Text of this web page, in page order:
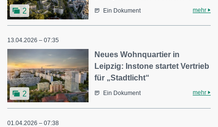
2 Ein Dokument mehr
13.04.2026 – 07:35
2
Neues Wohnquartier in
Leipzig: Instone startet Vertrieb
für „Stadtlicht“
Ein Dokument mehr
01.04.2026 – 07:38